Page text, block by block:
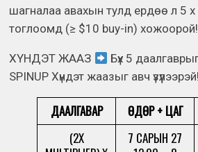
шагналаа авахын тулд ердөө л 5 x
тоглоомд (≥ $10 buy-in) хожоорой!
ХҮНДЭТ ЖААЗ
Бүх 5
SPINUP Хүндэт жаазыг авч үзүүлээрэй!
ДААЛГАВАР ӨДӨР + ЦАГ
(2X
7 САРЫН 27